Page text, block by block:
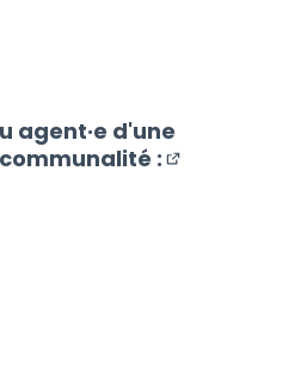
agent·e d'une
: